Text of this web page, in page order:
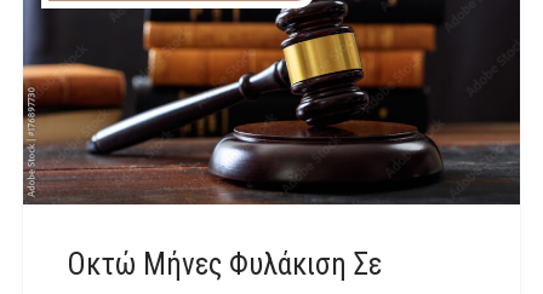
Οκτώ Μήνες Φυλάκιση Σε